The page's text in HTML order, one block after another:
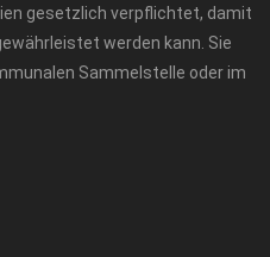
gesetzlich verpflichtet, damit
werden kann. Sie
Sammelstelle oder im